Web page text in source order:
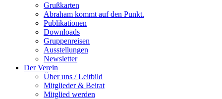
Grußkarten
Abraham kommt auf den Punkt.
Publikationen
Downloads
Gruppenreisen
Ausstellungen
Newsletter
Der Verein
Über uns / Leitbild
Mitglieder & Beirat
Mitglied werden